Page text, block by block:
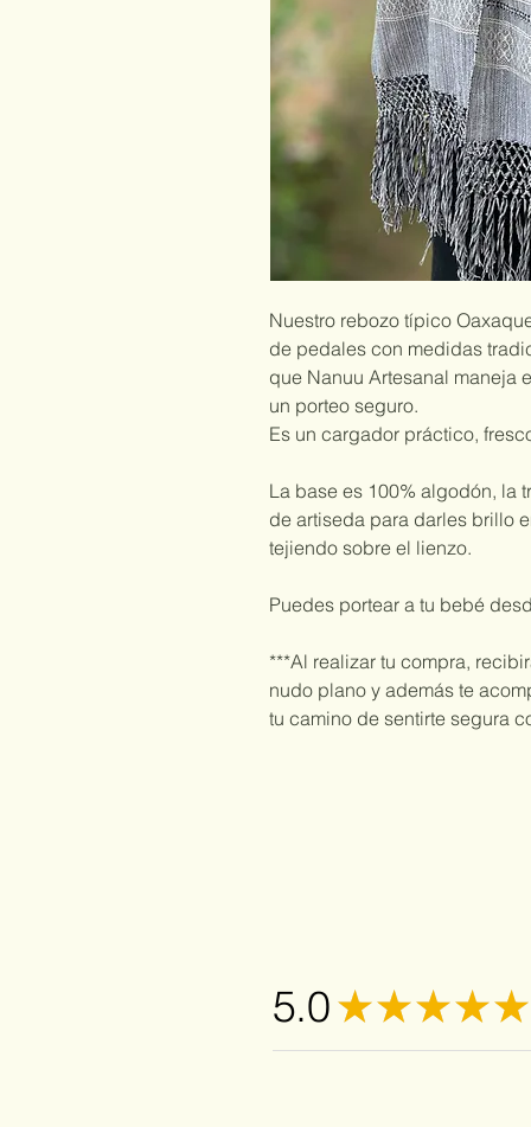
Nuestro rebozo típico
de pedales con medidas
que Nanuu Artesanal maneja
un porteo seguro.
Es un cargador práctico,
La base es 100% algodón, la
de artiseda para darles brillo
tejiendo sobre el lienzo.
Puedes portear a tu bebé
***Al realizar tu compra,
nudo plano y además te
tu camino de sentirte segura
5.0 ★ ★ ★ ★ ★